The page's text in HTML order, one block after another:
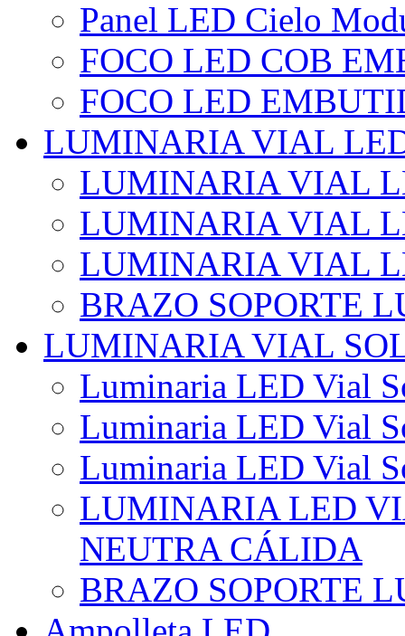
Panel LED Cielo
FOCO LED COB
FOCO LED
LUMINARIA VIAL
LUMINARIA VIAL
LUMINARIA VIAL
LUMINARIA VIAL
BRAZO SOPORTE
LUMINARIA VIAL
Luminaria LED Vial
Luminaria LED Vial
Luminaria LED Vial
LUMINARIA LED
NEUTRA CÁLIDA
BRAZO SOPORTE